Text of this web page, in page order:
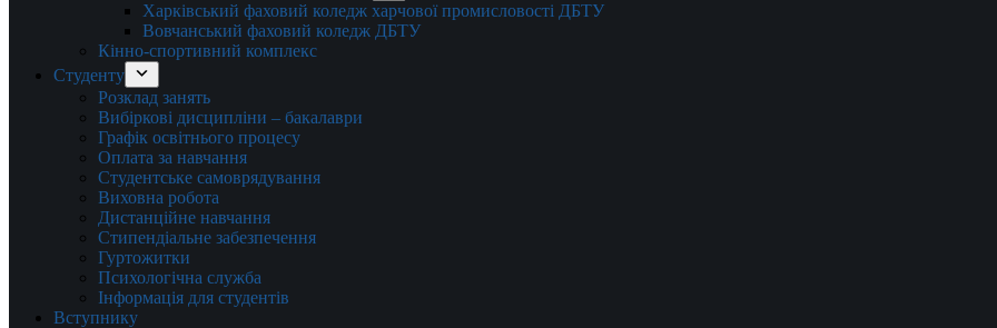
Харківський фаховий коледж харчової промисловості ДБТУ
Вовчанський фаховий коледж ДБТУ
Кінно-спортивний комплекс
Студенту
Розклад занять
Вибіркові дисципліни – бакалаври
Графік освітнього процесу
Оплата за навчання
Студентське самоврядування
Виховна робота
Дистанційне навчання
Стипендіальне забезпечення
Гуртожитки
Психологічна служба
Інформація для студентів
Вступнику